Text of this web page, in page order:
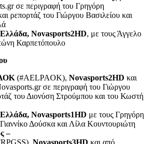
σε περιγραφή του Γρηγόρη
ρεπορτάζ του Γιώργου Βασιλείου και
Novasports2HD, με τους Άγγελο
Καρπετόπουλο
(#AELPAOK), Novasports2HD και
σε περιγραφή του Γιώργου
του Διονύση Στρούμπου και του Κωστή
Novasports1HD με τους Γρηγόρη
Δούσκα και Λίλα Κουντουριώτη
–
Novasports3HD και από